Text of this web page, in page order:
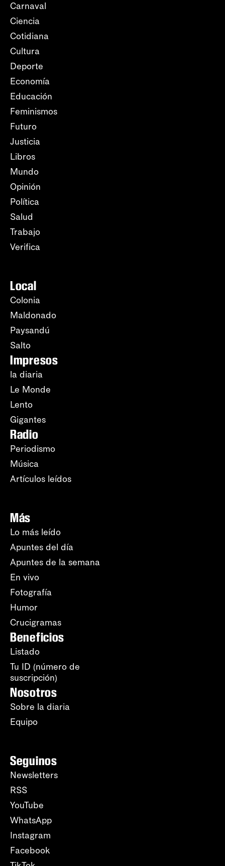
Carnaval
Ciencia
Cotidiana
Cultura
Deporte
Economía
Educación
Feminismos
Futuro
Justicia
Libros
Mundo
Opinión
Política
Salud
Trabajo
Verifica
Local
Colonia
Maldonado
Paysandú
Salto
Impresos
la diaria
Le Monde
Lento
Gigantes
Radio
Periodismo
Música
Artículos leídos
Más
Lo más leído
Apuntes del día
Apuntes de la semana
En vivo
Fotografía
Humor
Crucigramas
Beneficios
Listado
Tu ID (número de
suscripción)
Nosotros
Sobre la diaria
Equipo
Seguinos
Newsletters
RSS
YouTube
WhatsApp
Instagram
Facebook